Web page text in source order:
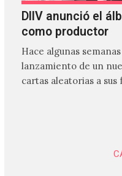
DIIV anunció el
como productor
Hace algunas
lanzamiento de un
cartas aleatorias a